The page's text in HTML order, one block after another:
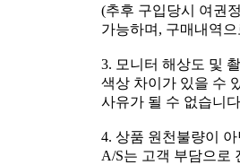
(추후 구입당시 여권
가능하며, 구매내역
3. 모니터 해상도 및
색상 차이가 있을 수
사유가 될 수 없습니
4. 상품 원천불량이
A/S는 고객 부담으로